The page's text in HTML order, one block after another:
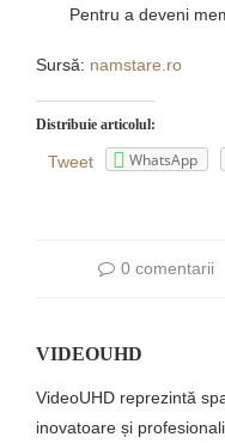
Pentru a deveni
Sursă: namstare.ro
Distribuie articolul:
Tweet WhatsApp
0 comentarii
VIDEOUHD
VideoUHD reprezintă
inovatoare și